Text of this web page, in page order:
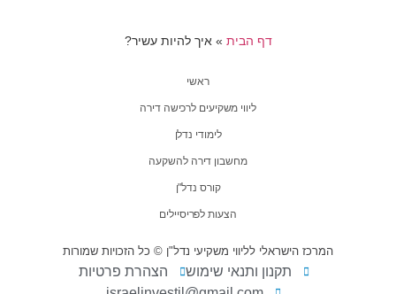
המרכז הישראלי לליווי משקיעי נדל"ן © כל הזכויות שמורות
תקנון ותנאי שימוש
הצהרת פרטיות
ראשי
ליווי משקיעים לרכישה דירה
לימודי נדלן
מחשבון דירה להשקעה
קורס נדל"ן
הצעות לפריסיילים
דף הבית » איך להיות עשיר?